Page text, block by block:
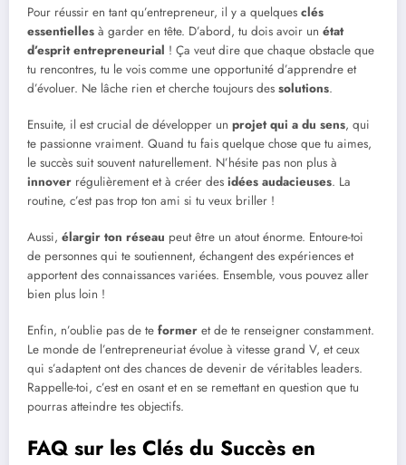
Pour réussir en tant qu’entrepreneur, il y a quelques clés
essentielles à garder en tête. D’abord, tu dois avoir un état
d’esprit entrepreneurial ! Ça veut dire que chaque obstacle que
tu rencontres, tu le vois comme une opportunité d’apprendre et
d’évoluer. Ne lâche rien et cherche toujours des solutions.
Ensuite, il est crucial de développer un projet qui a du sens, qui
te passionne vraiment. Quand tu fais quelque chose que tu aimes,
le succès suit souvent naturellement. N’hésite pas non plus à
innover régulièrement et à créer des idées audacieuses. La
routine, c’est pas trop ton ami si tu veux briller !
Aussi, élargir ton réseau peut être un atout énorme. Entoure-toi
de personnes qui te soutiennent, échangent des expériences et
apportent des connaissances variées. Ensemble, vous pouvez aller
bien plus loin !
Enfin, n’oublie pas de te former et de te renseigner constamment.
Le monde de l’entrepreneuriat évolue à vitesse grand V, et ceux
qui s’adaptent ont des chances de devenir de véritables leaders.
Rappelle-toi, c’est en osant et en se remettant en question que tu
pourras atteindre tes objectifs.
FAQ sur les Clés du Succès en